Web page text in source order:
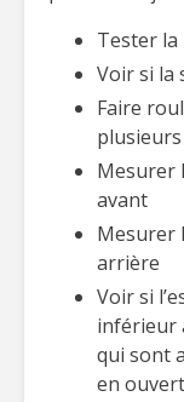
Tester la
Voir si la
Faire
Mesurer
avant
Mesurer
arrière
Voir si
inférieur
qui sont
en